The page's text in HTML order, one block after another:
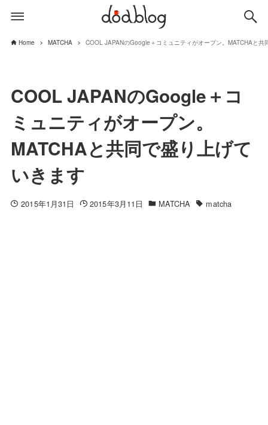
Home MATCHA COOL JAPANのGoogle＋コミュニティがオープン。MATCHAと共
COOL JAPANのGoogle＋コ
ミュニティがオープン。
MATCHAと共同で盛り上げて
いきます
2015年1月31日 2015年3月11日 MATCHA matcha